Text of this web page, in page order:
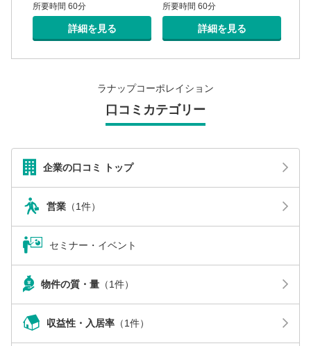
所要時間 60分
詳細を見る
所要時間 60分
詳細を見る
ラナップコーポレイション
口コミカテゴリー
企業の口コミ トップ
営業 （1件）
セミナー・イベント
物件の質・量 （1件）
収益性・入居率 （1件）